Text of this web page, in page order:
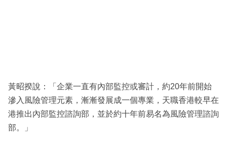
黃昭揆說：「企業一直有內部監控或審計，約20年前開始
滲入風險管理元素，漸漸發展成一個專業，天職香港較早在
港推出內部監控諮詢部，並於約十年前易名為風險管理諮詢
部。」